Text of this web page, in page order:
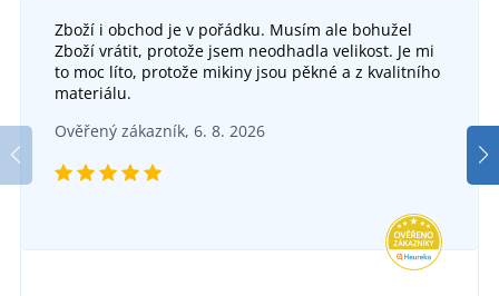
+1
Pletený nákrčník
SKLADEM
v pondělí 10. 8.
Kšiltovka s výšivkou Štika
SKLADEM
Zboží i obchod je v pořádku. Musím ale bohužel
Zboží vrátit, protože jsem neodhadla velikost. Je mi
to moc líto, protože mikiny jsou pěkné a z kvalitního
materiálu.
Ověřený zákazník, 6. 8. 2026